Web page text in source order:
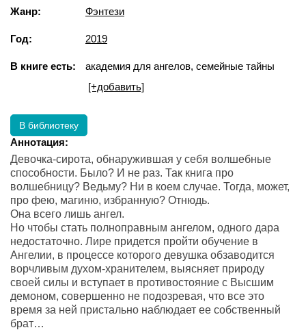
Жанр: Фэнтези
Год: 2019
В книге есть:
академия для ангелов, семейные тайны
[+добавить]
В библиотеку
Аннотация:
Девочка-сирота, обнаружившая у себя волшебные
способности. Было? И не раз. Так книга про
волшебницу? Ведьму? Ни в коем случае. Тогда, может,
про фею, магиню, избранную? Отнюдь.
Она всего лишь ангел.
Но чтобы стать полноправным ангелом, одного дара
недостаточно. Лире придется пройти обучение в
Ангелии, в процессе которого девушка обзаводится
ворчливым духом-хранителем, выясняет природу
своей силы и вступает в противостояние с Высшим
демоном, совершенно не подозревая, что все это
время за ней пристально наблюдает ее собственный
брат…